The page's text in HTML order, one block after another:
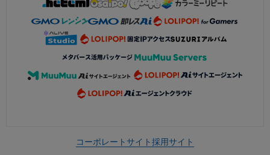
コーポレートサイト採用サイト